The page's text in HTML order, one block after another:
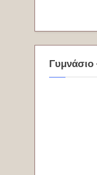
Γυμνάσιο